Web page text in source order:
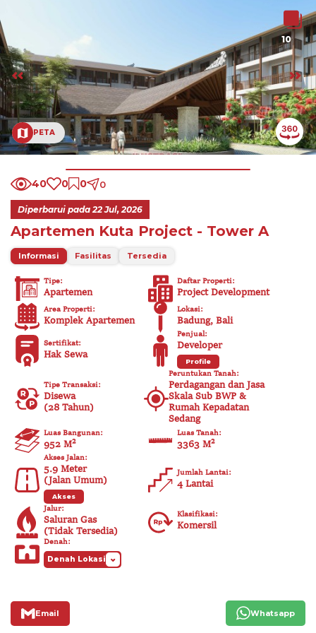
10
PETA
40 0 0 0
Diperbarui pada 22 Jul, 2026
Apartemen Kuta Project - Tower A
Informasi Fasilitas Tersedia
Tipe:
Apartemen
Daftar Properti:
Project Development
Area Properti:
Komplek Apartemen
Lokasi:
Badung, Bali
Sertifikat:
Hak Sewa
Penjual:
Developer
Profile
Tipe Transaksi:
Disewa
(28 Tahun)
Peruntukan Tanah:
Perdagangan dan Jasa
Skala Sub BWP &
Rumah Kepadatan
Sedang
Luas Bangunan:
952 M²
Luas Tanah:
3363 M²
Akses Jalan:
5.9 Meter
(Jalan Umum)
Akses
Jumlah Lantai:
4 Lantai
Jalur:
Saluran Gas
(Tidak Tersedia)
Klasifikasi:
Komersil
Denah:
Denah Lokasi
Email Whatsapp